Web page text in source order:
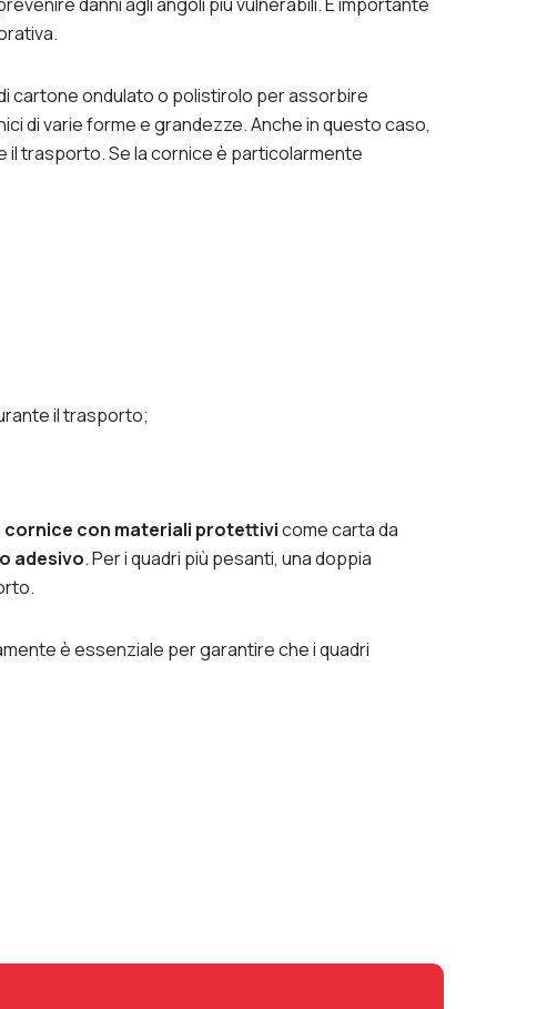
cartone ondulato o polistirolo per assorbire
di varie forme e grandezze. Anche in questo caso,
il trasporto. Se la cornice è particolarmente
il trasporto;
cornice con materiali protettivicome carta da
adesivo. Per i quadri più pesanti, una doppia
è essenziale per garantire che i quadri